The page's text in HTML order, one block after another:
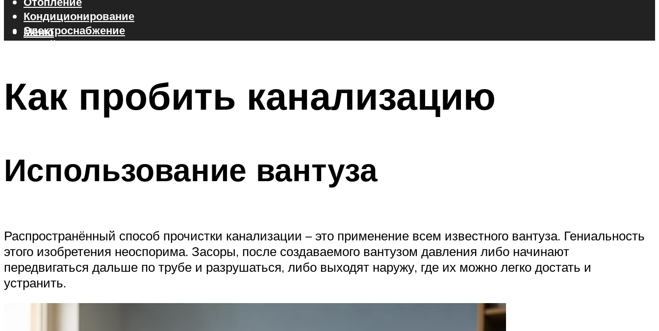
Кондиционирование
Электроснабжение
Стройматериалы
Меню
Как пробить канализацию
Использование вантуза
Распространённый способ прочистки канализации – это применение всем известного вантуза. Гениальность
этого изобретения неоспорима. Засоры, после создаваемого вантузом давления либо начинают
передвигаться дальше по трубе и разрушаться, либо выходят наружу, где их можно легко достать и
устранить.